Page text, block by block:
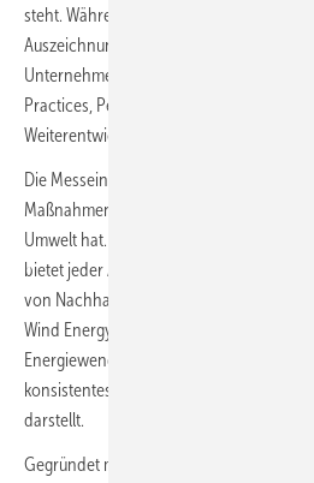
steht. Während fortgeschrittene
Auszeichnung und eine
Unternehmen eine Status Quo Analyse
Practices, Peer Groups und STEP
Weiterentwicklung.
Die Messeindustrie trägt eine große
Maßnahmen zu ergreifen, da sie einen
Umwelt hat. Von der
bietet jeder Aspekt des Messebetriebs
von Nachhaltigkeitsmaßnahmen.
Wind Energy Hamburg spielen eine
Energiewende. Daher ist es wichtig, dass
konsistentes Abbild der
darstellt.
Gegründet mit der Vision, klimaneutrale